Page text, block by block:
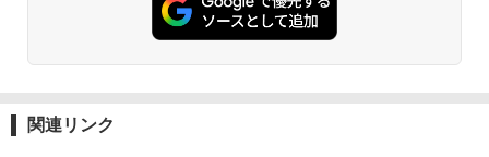
関連リンク